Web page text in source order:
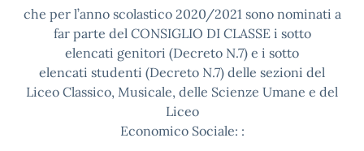
che per l’anno scolastico 2020/2021 sono nominati a
far parte del CONSIGLIO DI CLASSE i sotto
elencati genitori (Decreto N.7) e i sotto
elencati studenti (Decreto N.7) delle sezioni del
Liceo Classico, Musicale, delle Scienze Umane e del
Liceo
Economico Sociale: :